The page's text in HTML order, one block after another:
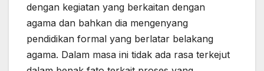
dengan kegiatan yang berkaitan dengan
agama dan bahkan dia mengenyang
pendidikan formal yang berlatar belakang
agama. Dalam masa ini tidak ada rasa terkejut